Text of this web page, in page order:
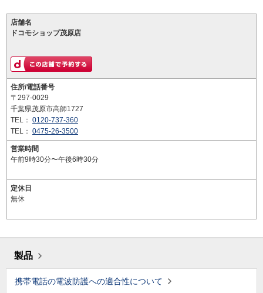
店舗名
ドコモショップ茂原店
住所/電話番号
〒297-0029
千葉県茂原市高師1727
TEL： 0120-737-360
TEL： 0475-26-3500
営業時間
午前9時30分〜午後6時30分
定休日
無休
製品
携帯電話の電波防護への適合性について